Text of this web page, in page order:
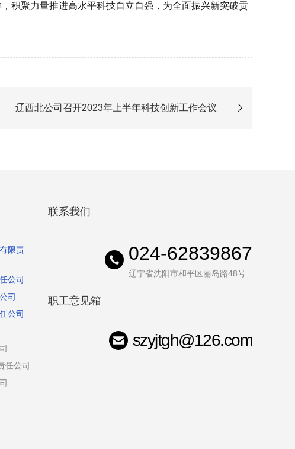
积聚力量推进高水平科技自立自强，为全面振兴新突破贡
辽西北公司召开2023年上半年科技创新工作会议
限责
公司
司
公司
任公司
联系我们
024-62839867
辽宁省沈阳市和平区丽岛路48号
职工意见箱
szyjtgh@126.com